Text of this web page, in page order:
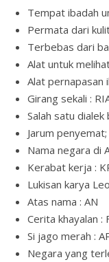
Tempat ibadah
Permata dari
Terbebas dari
Alat untuk
Alat pernapasan
Girang sekali :
Salah satu dialek
Jarum
Nama negara di
Kerabat kerja :
Lukisan karya
Atas nama : AN
Cerita khayalan :
Si jago merah :
Negara yang